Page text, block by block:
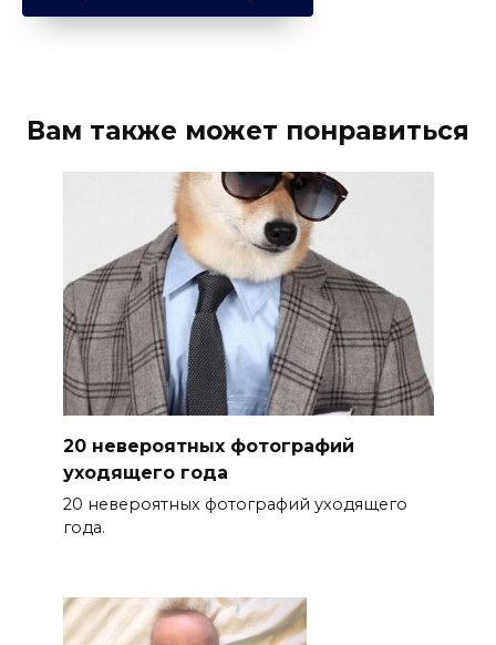
Вам также может понравиться
20 невероятных фотографий
уходящего года
20 невероятных фотографий уходящего
года.